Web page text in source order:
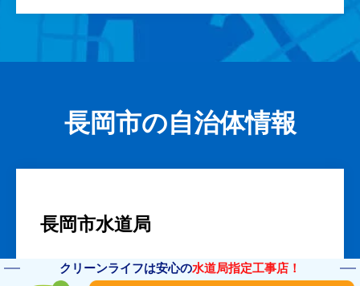
長岡市の自治体情報
長岡市水道局
■水道局による長岡市の水漏れ対応
クリーンライフは安心の水道局指定工事店！